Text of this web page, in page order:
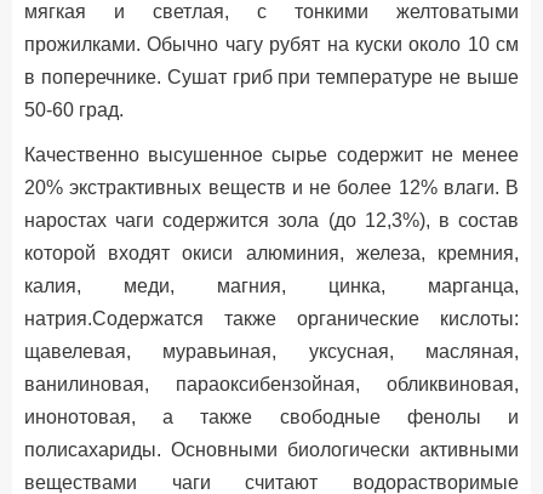
мягкая и светлая, с тонкими желтоватыми
прожилками. Обычно чагу рубят на куски около 10 см
в поперечнике. Сушат гриб при температуре не выше
50-60 град.
Качественно высушенное сырье содержит не менее
20% экстрактивных веществ и не более 12% влаги. В
наростах чаги содержится зола (до 12,3%), в состав
которой входят окиси алюминия, железа, кремния,
калия, меди, магния, цинка, марганца,
натрия.Содержатся также органические кислоты:
щавелевая, муравьиная, уксусная, масляная,
ванилиновая, параоксибензойная, обликвиновая,
инонотовая, а также свободные фенолы и
полисахариды. Основными биологически активными
веществами чаги считают водорастворимые